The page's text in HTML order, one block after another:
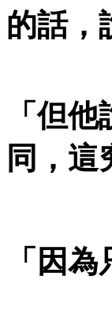
的話，
「但
同，這
「因